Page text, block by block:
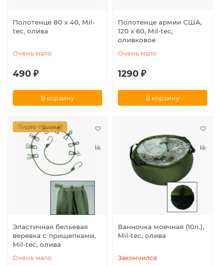
Полотенце 80 х 40, Mil-
tec, олива
Очень мало
490 ₽
В корзину
Полотенце армии США,
120 х 60, Mil-tec,
оливковое
Очень мало
1290 ₽
В корзину
Лидер продаж!
Эластичная бельевая
веревка с прищепками,
Mil-tec, олива
Очень мало
Ванночка моечная (10л.),
Mil-tec, олива
Закончился